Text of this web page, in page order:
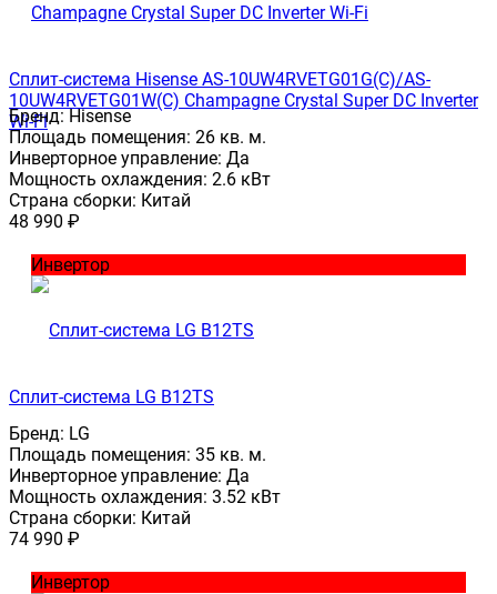
Сплит-система Hisense AS-10UW4RVETG01G(C)/AS-
10UW4RVETG01W(C) Champagne Crystal Super DC Inverter
Wi-Fi
Бренд:Hisense
Площадь помещения: 26 кв. м.
Инверторное управление: Да
Мощность охлаждения: 2.6 кВт
Страна сборки: Китай
48 990 ₽
Инвертор
Сплит-система LG B12TS
Бренд: LG
Площадь помещения: 35 кв. м.
Инверторное управление: Да
Мощность охлаждения: 3.52 кВт
Страна сборки: Китай
74 990 ₽
Инвертор